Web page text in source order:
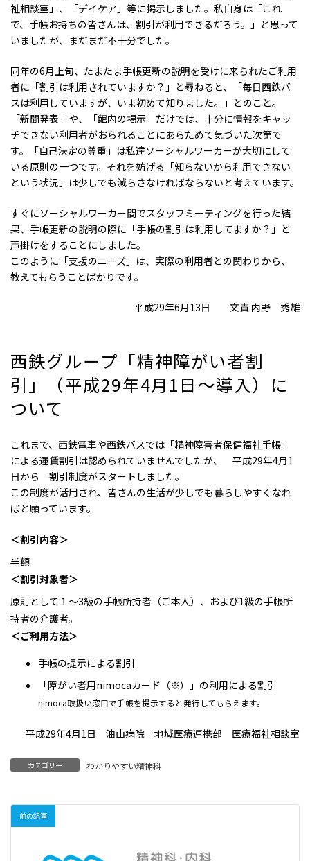
祉相談室」、「デイケア」等に掲示しました。私自身は「これ
で、手帳お持ちの皆さんは、割引が利用できるだろう。」と思って
いましたが、まだまだ不十分でした。
同年の6月上旬、たまたま手帳更新の説明を受けに来られたご利用
者に「割引は利用されていますか？」と尋ねると、「毎日西鉄バ
スは利用していますが、いま初めて知りました。」とのこと。
「新聞発表」や、「館内の掲示」だけでは、十分に情報をキャッ
チできない利用者がおられることにあらためて気づいた次第で
す。「自己決定の尊重」は私達ソーシャルワーカーが大切にして
いる原則の一つです。それを妨げる「知らないから利用できない
という状況」は少しでも減らさなければならないと考えています。
すぐにソーシャルワーカー間でスタッフミーティングを行った結
果、手帳更新の説明の際に「手帳の割引は利用してますか？」と
声掛けをすることにしました。
このように「支援のニーズ」は、実際の利用者との関わりから、
教えてもらうことばかりです。
平成29年6月13日 文責:内野 秀雄
西鉄グループ「精神障がい者割
引」（平成29年4月1日～導入）に
ついて
これまで、西鉄電車や西鉄バスでは「精神障害者保健福祉手帳」
による運賃割引は認められていませんでしたが、 平成29年4月1
日から 割引制度がスタートしました。
この制度が活用され、皆さんの生活が少しでも暮らしやすくなれ
ばと願っています。
＜割引内容＞
半額
＜割引対象者＞
原則として１～3級の手帳所持者（ご本人）、および1級の手帳所
持者の介護者。
＜ご利用方法＞
手帳の提示による割引
「障がい者用nimocaカード（※）」の利用による割引
nimoca取扱い窓口で手帳を提示すると発行してもらえます。
平成29年4月1日 油山病院 地域医療連携部 医療福祉相談室
カテゴリー わかりやすい精神科
前の記事